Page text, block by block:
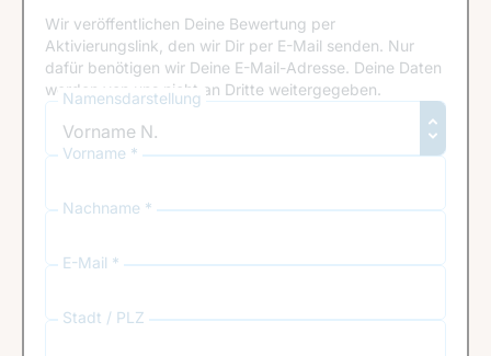
Wir veröffentlichen Deine Bewertung per
Aktivierungslink, den wir Dir per E-Mail senden. Nur
dafür benötigen wir Deine E-Mail-Adresse. Deine Daten
werden von uns nicht an Dritte weitergegeben.
Namensdarstellung
Vorname *
Nachname *
E-Mail *
Stadt / PLZ